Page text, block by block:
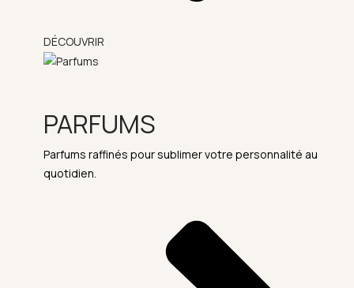
DÉCOUVRIR
PARFUMS
Parfums raffinés pour sublimer votre personnalité au
quotidien.